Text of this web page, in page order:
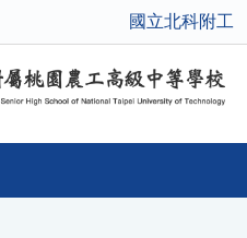
國立北科附工